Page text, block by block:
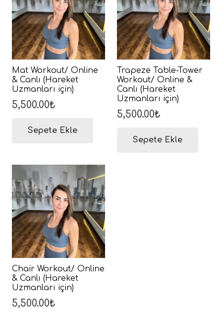
Mat Workout/ Online
& Canlı (Hareket
Uzmanları için)
5,500.00₺
Sepete Ekle
Trapeze Table-Tower
Workout/ Online &
Canlı (Hareket
Uzmanları için)
5,500.00₺
Sepete Ekle
Chair Workout/ Online
& Canlı (Hareket
Uzmanları için)
5,500.00₺